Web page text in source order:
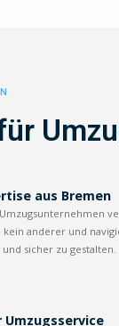
aus Bremen
anderer und
sicher zu gestalten.
Umzugsservice